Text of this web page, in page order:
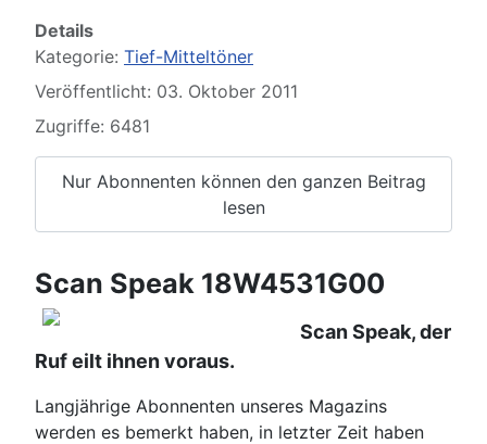
Details
Kategorie: Tief-Mitteltöner
Veröffentlicht: 03. Oktober 2011
Zugriffe: 6481
Nur Abonnenten können den ganzen Beitrag
lesen
Scan Speak 18W4531G00
Scan Speak, der
Ruf eilt ihnen voraus.
Langjährige Abonnenten unseres Magazins
werden es bemerkt haben, in letzter Zeit haben